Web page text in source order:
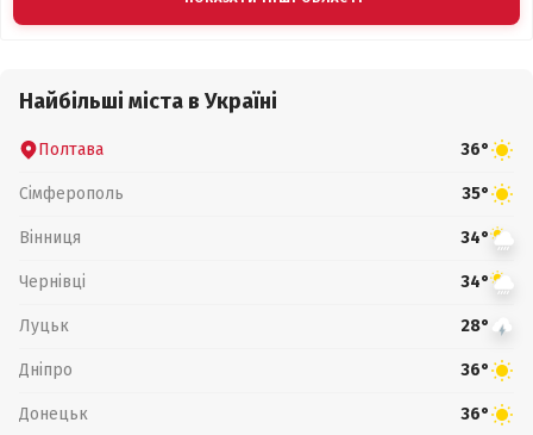
Найбільші міста в Україні
Полтава 36°
Сімферополь 35°
Вінниця 34°
Чернівці 34°
Луцьк 28°
Дніпро 36°
Донецьк 36°